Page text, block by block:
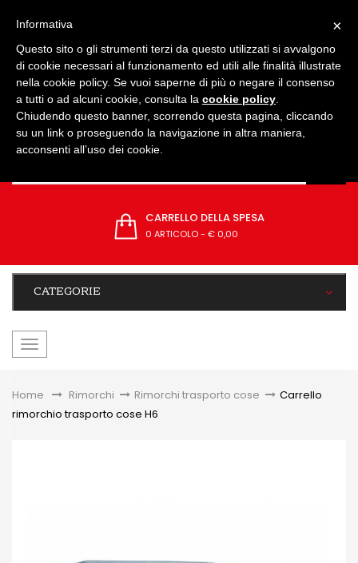
CARRELLO DELLA SPESA
0 ARTICOLO- € 0,00
CATEGORIE
navigazione
Home &gt;Rimorchi > Rimorchi trasporto cose > Carrello
rimorchio trasporto cose H6
×
Informativa
Questo sito o gli strumenti terzi da questo utilizzati si avvalgono
di cookie necessari al funzionamento ed utili alle finalità illustrate
nella cookie policy. Se vuoi saperne di più o negare il consenso
a tutti o ad alcuni cookie, consulta la cookie policy
Chiudendo questo banner, scorrendo questa pagina, cliccando
su un link o proseguendo la navigazione in altra maniera,
acconsenti all’uso dei cookie.